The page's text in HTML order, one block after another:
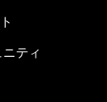
ティ